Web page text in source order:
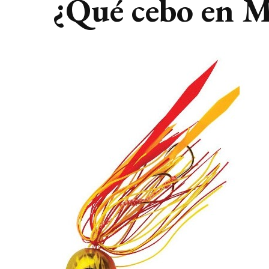
¿Qué cebo en